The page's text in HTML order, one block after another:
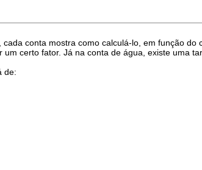
conta mostra como calculá-lo, em função do
certo fator. Já na conta de água, existe uma
de: